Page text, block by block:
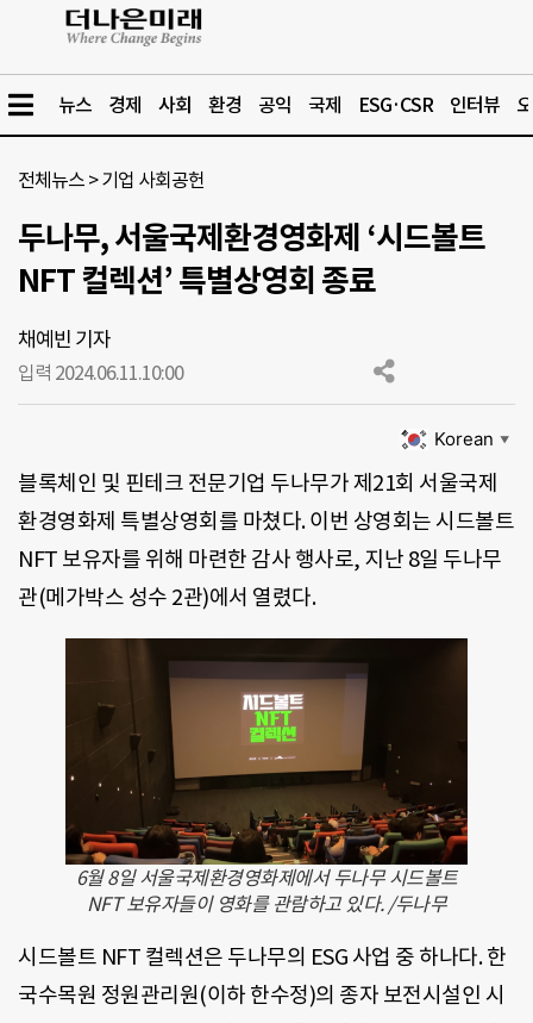
뉴스 경제 사회 환경 공익 국제 ESG·CSR 인터뷰
전체뉴스 >기업 사회공헌
두나무, 서울국제환경영화제 ‘시드볼트
NFT 컬렉션’ 특별상영회 종료
채예빈 기자
입력 2024.06.11.10:00
Korean ▼
블록체인 및 핀테크 전문기업 두나무가 제21회 서울국제
환경영화제 특별상영회를 마쳤다. 이번 상영회는 시드볼트
NFT 보유자를 위해 마련한 감사 행사로, 지난 8일 두나무
관(메가박스 성수 2관)에서 열렸다.
6월 8일 서울국제환경영화제에서 두나무 시드볼트
NFT 보유자들이 영화를 관람하고 있다. /두나무
시드볼트 NFT 컬렉션은 두나무의 ESG 사업 중 하나다. 한
국수목원 정원관리원(이하 한수정)의 종자 보전시설인 시